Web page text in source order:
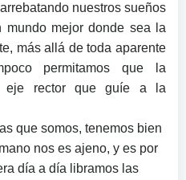
nuestros sueños
mundo mejor donde sea la
más allá de toda aparente
permitamos que la
eje rector que guíe a la
que somos, tenemos bien
nos es ajeno, y es por
día a día libramos las